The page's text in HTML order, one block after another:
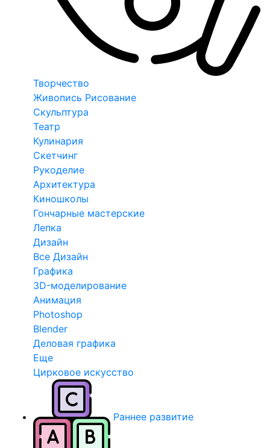
Творчество
Живопись Рисование
Скульптура
Театр
Кулинария
Скетчинг
Рукоделие
Архитектура
Киношколы
Гончарные мастерские
Лепка
Дизайн
Все Дизайн
Графика
3D-моделирование
Анимация
Photoshop
Blender
Деловая графика
Еще
Цирковое искусство
Раннее развитие